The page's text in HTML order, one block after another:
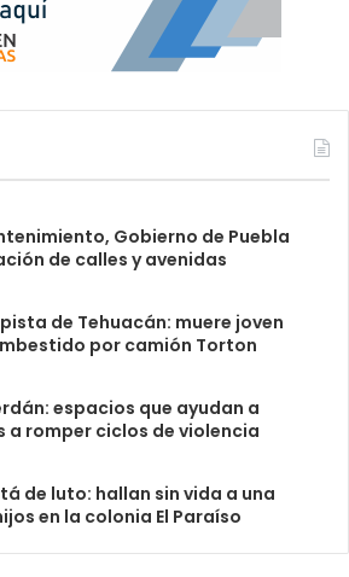
Gobierno de Puebla
de calles y avenidas
de Tehuacán: muere joven
por camión Torton
espacios que ayudan a
a romper ciclos de violencia
de luto: hallan sin vida a una
en la colonia El Paraíso